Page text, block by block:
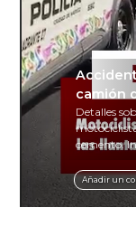
Añadir un
camión
Detalles
cemento.
vial y